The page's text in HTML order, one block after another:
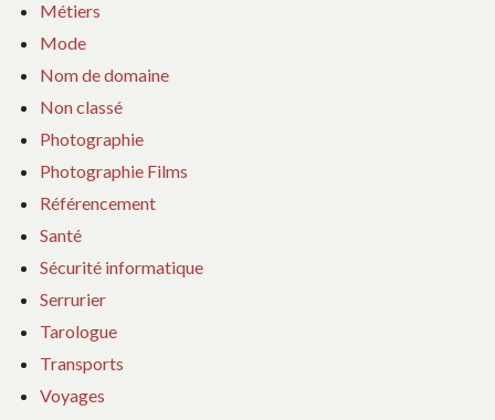
Métiers
Mode
Nom de domaine
Non classé
Photographie
Photographie Films
Référencement
Santé
Sécurité informatique
Serrurier
Tarologue
Transports
Voyages